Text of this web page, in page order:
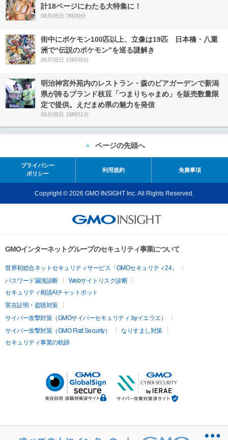
計18ページにわたる大特集に！
08月05日 7時00分
街中にポケモン100匹以上、立像は19匹 日本橋・八重
洲で“伝説のポケモン”を巡る謎解き
08月05日 15時55分
明治神宮外苑内のレストラン・森のビアガーデンで新潟
県が誇るブランド枝豆「つまりちゃまめ」を販売数量限
定で提供。えだまめ県の魅力を発信
08月05日 15時51分
ページの先頭へ
プライバシー
ポリシー
利用規約 免責事項
Copyright © 2026 GMO INSIGHT Inc. All Rights Reserved.
GMOインターネットグループのセキュリティ事業について
世界初総合ネットセキュリティサービス「GMOセキュリティ24」
パスワード漏洩診断
Webサイトリスク診断
セキュリティ相談AIチャットボット
実在証明・盗聴対策
サイバー攻撃対策（GMOサイバーセキュリティ byイエラエ）
サイバー攻撃対策（GMO Flatt Security）
なりすまし対策
セキュリティ事業の軌跡